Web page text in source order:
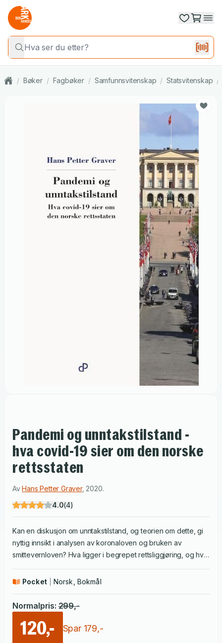
/ Bøker / Fagbøker / Samfunnsvitenskap / Statsvitenskap /
Pandemi og unntakstilstand -
hva covid-19 sier om den norske
rettsstaten
AvHans Petter Graver, 2020.
4.0(4)
Kan en diskusjon om unntakstilstand, og teorien om dette, gi
nyttig innsikt i analysen av koronaloven og bruken av
smittevernloven? Hva ligger i begrepet rettsliggjøring, og hva
mellom rett og politikk? Slike sentrale spørsmål reises, før
utsatt for gjennom Nav-skandalen og pandemien fram mot
våren og sommeren 2020. Oppmerksomheten er rettet mot
forholdet mellom våre øverste statsorganer, Stortinget,
regjeringen og domstolene og de unntaksfullmaktene
Pocket Norsk, Bokmål
Normalpris: 299,-
120,- Spar 179,-